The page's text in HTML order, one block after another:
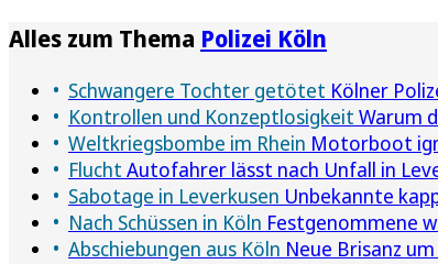
Alles zum Thema Polizei Köln
Schwangere Tochter getötet Kölner
Kontrollen und Konzeptlosigkeit Warum
Weltkriegsbombe im Rhein Motorboot
Flucht Autofahrer lässt nach Unfall in
Sabotage in Leverkusen Unbekannte
Nach Schüssen in Köln Festgenommene
Abschiebungen aus Köln Neue Brisanz